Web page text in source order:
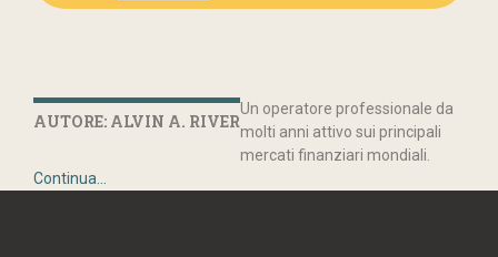
AUTORE: ALVIN A. RIVER
Un operatore professionale da
molti anni attivo sui principali
mercati finanziari mondiali.
Continua...